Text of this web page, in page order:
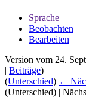
Sprache
Beobachten
Bearbeiten
Version vom 24.
| Beiträge)
(Unterschied) ←
(Unterschied) |